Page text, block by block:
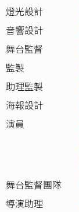
燈光設計
音響設計
舞台監督
監製
助理監製
海報設計
演員
舞台監督團隊
導演助理